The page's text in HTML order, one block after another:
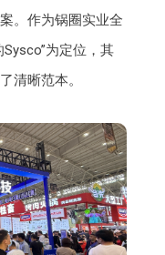
。作为锅圈实业全
为定位，其
清晰范本。